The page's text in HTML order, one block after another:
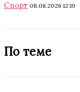
Спорт 08.08.2026 12:19
По теме